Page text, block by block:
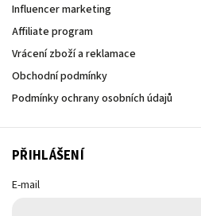
Influencer marketing
Affiliate program
Vrácení zboží a reklamace
Obchodní podmínky
Podmínky ochrany osobních údajů
PŘIHLÁŠENÍ
E-mail